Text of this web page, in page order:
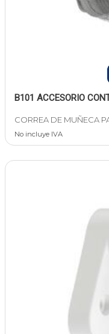
B101 ACCESORIO
CORREA DE MUÑECA
No incluye IVA